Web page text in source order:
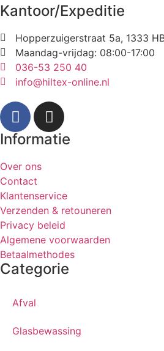
Kantoor/Expeditie
Hopperzuigerstraat 5a, 1333
Maandag-vrijdag: 08:00-17:00
036-53 250 40
info@hiltex-online.nl
Informatie
Over ons
Contact
Klantenservice
Verzenden & retouneren
Privacy beleid
Algemene voorwaarden
Betaalmethodes
Categorie
Afval
Glasbewassing